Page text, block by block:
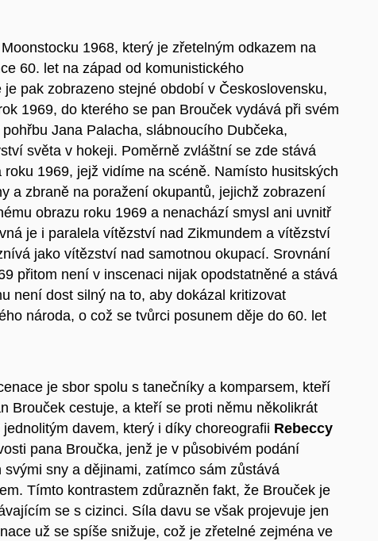
1968, který je zřetelným odkazem na
60. let na západ od komunistického
pak zobrazeno stejné období v Československu,
1969, do kterého se pan Brouček vydává při svém
Jana Palacha, slábnoucího Dubčeka,
světa v hokeji. Poměrně zvláštní se zde stává
1969, jejž vidíme na scéně. Namísto husitských
a zbraně na poražení okupantů, jejichž zobrazení
obrazu roku 1969 a nenachází smysl ani uvnitř
je i paralela vítězství nad Zikmundem a vítězství
jako vítězství nad samotnou okupací. Srovnání
přitom není v inscenaci nijak opodstatněné a stává
není dost silný na to, aby dokázal kritizovat
národa, o což se tvůrci posunem děje do 60. let
je sbor spolu s tanečníky a komparsem, kteří
Brouček cestuje, a kteří se proti němu několikrát
davem, který i díky choreografii Rebeccy
pana Broučka, jenž je v působivém podání
svými sny a dějinami, zatímco sám zůstává
Tímto kontrastem zdůrazněn fakt, že Brouček je
se s cizinci. Síla davu se však projevuje jen
už se spíše snižuje, což je zřetelné zejména ve